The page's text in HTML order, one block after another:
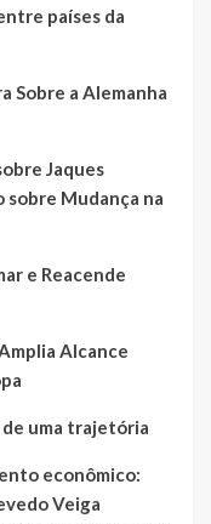
países da
Sobre a Alemanha
Jaques
Mudança na
e Reacende
Alcance
de uma trajetória
econômico:
Veiga